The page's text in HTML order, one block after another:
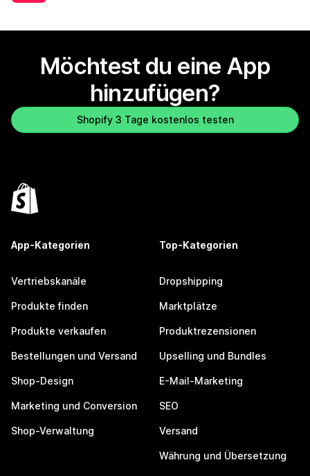
Möchtest du eine App
hinzufügen?
Shopify 3 Tage kostenlos testen
App-Kategorien
Vertriebskanäle
Produkte finden
Produkte verkaufen
Bestellungen und Versand
Shop-Design
Marketing und Conversion
Shop-Verwaltung
Top-Kategorien
Dropshipping
Marktplätze
Produktrezensionen
Upselling und Bundles
E-Mail-Marketing
SEO
Versand
Währung und Übersetzung